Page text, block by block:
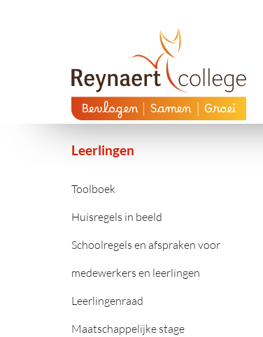
Leerlingen
Toolboek
Huisregels in beeld
Schoolregels en afspraken voor
medewerkers en leerlingen
Leerlingenraad
Maatschappelijke stage